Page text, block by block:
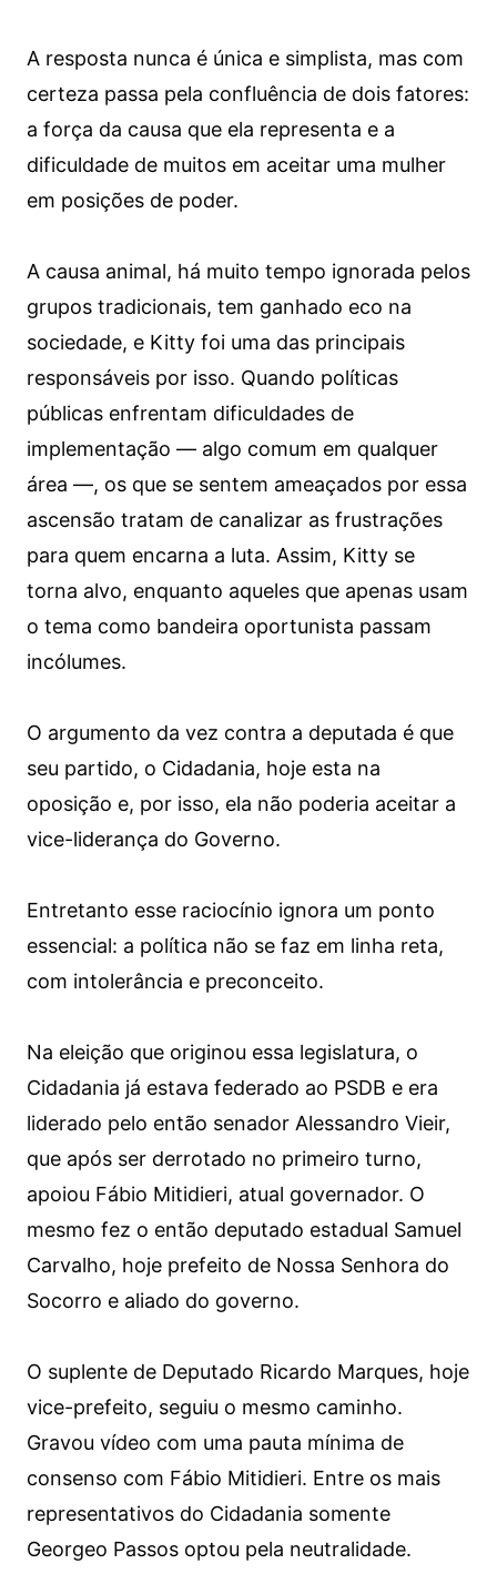
A resposta nunca é única e simplista, mas com
certeza passa pela confluência de dois fatores:
a força da causa que ela representa e a
dificuldade de muitos em aceitar uma mulher
em posições de poder.
A causa animal, há muito tempo ignorada pelos
grupos tradicionais, tem ganhado eco na
sociedade, e Kitty foi uma das principais
responsáveis por isso. Quando políticas
públicas enfrentam dificuldades de
implementação — algo comum em qualquer
área —, os que se sentem ameaçados por essa
ascensão tratam de canalizar as frustrações
para quem encarna a luta. Assim, Kitty se
torna alvo, enquanto aqueles que apenas usam
o tema como bandeira oportunista passam
incólumes.
O argumento da vez contra a deputada é que
seu partido, o Cidadania, hoje esta na
oposição e, por isso, ela não poderia aceitar a
vice-liderança do Governo.
Entretanto esse raciocínio ignora um ponto
essencial: a política não se faz em linha reta,
com intolerância e preconceito.
Na eleição que originou essa legislatura, o
Cidadania já estava federado ao PSDB e era
liderado pelo então senador Alessandro Vieir,
que após ser derrotado no primeiro turno,
apoiou Fábio Mitidieri, atual governador. O
mesmo fez o então deputado estadual Samuel
Carvalho, hoje prefeito de Nossa Senhora do
Socorro e aliado do governo.
O suplente de Deputado Ricardo Marques, hoje
vice-prefeito, seguiu o mesmo caminho.
Gravou vídeo com uma pauta mínima de
consenso com Fábio Mitidieri. Entre os mais
representativos do Cidadania somente
Georgeo Passos optou pela neutralidade.